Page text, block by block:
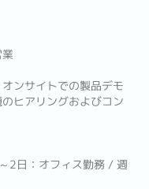
ンサイトでの製品デモ
ヒアリングおよびコン
2日：オフィス勤務 / 週